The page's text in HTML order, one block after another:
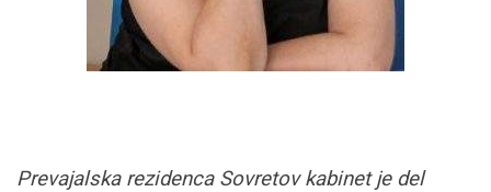
Prevajalska rezidenca Sovretov kabinet je del